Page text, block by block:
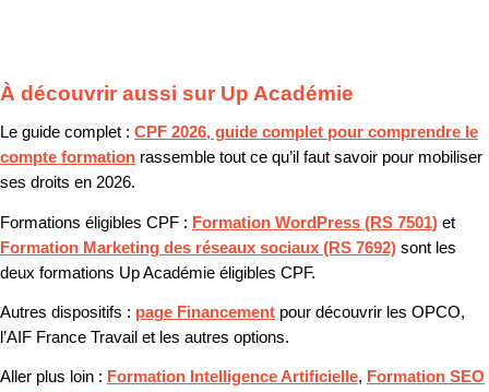
À découvrir aussi sur Up Académie
Le guide complet : CPF 2026, guide complet pour comprendre le
compte formation rassemble tout ce qu’il faut savoir pour mobiliser
ses droits en 2026.
Formations éligibles CPF : Formation WordPress (RS 7501) et
Formation Marketing des réseaux sociaux (RS 7692) sont les
deux formations Up Académie éligibles CPF.
Autres dispositifs : page Financement pour découvrir les OPCO,
l’AIF France Travail et les autres options.
Aller plus loin : Formation Intelligence Artificielle, Formation SEO